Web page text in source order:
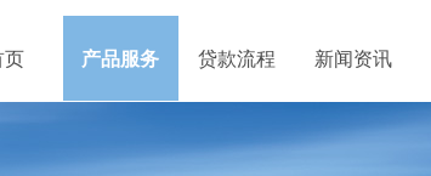
页 产品服务 贷款流程 新闻资讯